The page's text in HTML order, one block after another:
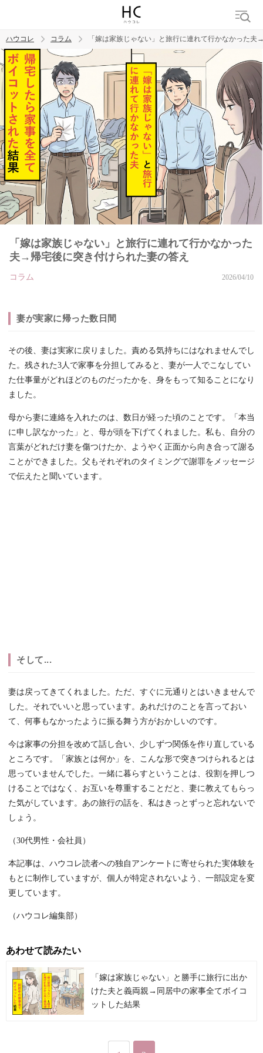
トレンド ワード
男の本音 男ウケ NG行動 彼女 イイ女 婚活
ハウコレ コラム 「嫁は家族じゃない」と旅行に連れて行かなかった
「嫁は家族じゃない」と旅行に連れて行かなかった
夫→帰宅後に突き付けられた妻の答え
コラム 2026/04/10
妻が実家に帰った数日間
その後、妻は実家に戻りました。責める気持ちにはなれませんでし
た。残された3人で家事を分担してみると、妻が一人でこなしてい
た仕事量がどれほどのものだったかを、身をもって知ることになり
ました。
母から妻に連絡を入れたのは、数日が経った頃のことです。「本当
に申し訳なかった」と、母が頭を下げてくれました。私も、自分の
言葉がどれだけ妻を傷つけたか、ようやく正面から向き合って謝る
ことができました。父もそれぞれのタイミングで謝罪をメッセージ
で伝えたと聞いています。
そして...
妻は戻ってきてくれました。ただ、すぐに元通りとはいきませんで
した。それでいいと思っています。あれだけのことを言っておい
て、何事もなかったように振る舞う方がおかしいのです。
今は家事の分担を改めて話し合い、少しずつ関係を作り直している
ところです。「家族とは何か」を、こんな形で突きつけられるとは
思っていませんでした。一緒に暮らすということは、役割を押しつ
けることではなく、お互いを尊重することだと、妻に教えてもらっ
た気がしています。あの旅行の話を、私はきっとずっと忘れないで
しょう。
（30代男性・会社員）
本記事は、ハウコレ読者への独自アンケートに寄せられた実体験を
もとに制作していますが、個人が特定されないよう、一部設定を変
更しています。
（ハウコレ編集部）
あわせて読みたい
「嫁は家族じゃない」と勝手に旅行に出か
けた夫と義両親→同居中の家事全てボイコ
ットした結果